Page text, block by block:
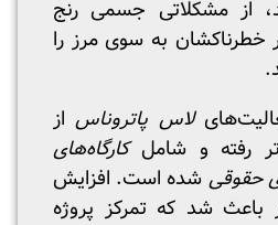
از مشکلاتی جسمی رنج
خطرناکشان به سوی مرز را
لاس پاتروناساز
رفته و شاملکارگاه‌های
حقوقی شده است. افزایش
باعث شد که تمرکز پروژه